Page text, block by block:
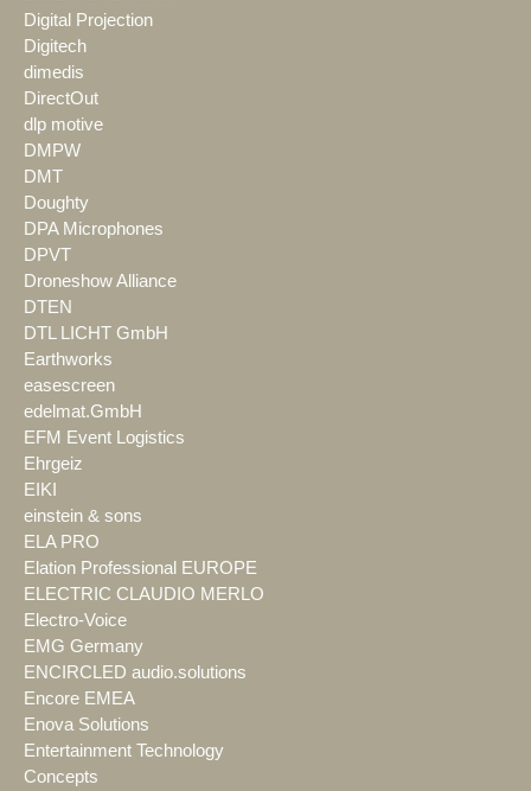
Digital Projection
Digitech
dimedis
DirectOut
dlp motive
DMPW
DMT
Doughty
DPA Microphones
DPVT
Droneshow Alliance
DTEN
DTL LICHT GmbH
Earthworks
easescreen
edelmat.GmbH
EFM Event Logistics
Ehrgeiz
EIKI
einstein & sons
ELA PRO
Elation Professional EUROPE
ELECTRIC CLAUDIO MERLO
Electro-Voice
EMG Germany
ENCIRCLED audio.solutions
Encore EMEA
Enova Solutions
Entertainment Technology
Concepts